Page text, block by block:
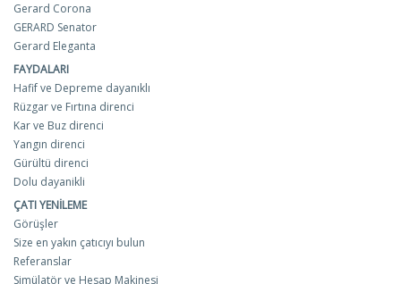
Gerard Corona
GERARD Senator
Gerard Eleganta
FAYDALARI
Hafif ve Depreme dayanıklı
Rüzgar ve Fırtına direnci
Kar ve Buz direnci
Yangın direnci
Gürültü direnci
Dolu dayanikli
ÇATI YENILEME
Görüşler
Size en yakın çatıcıyı bulun
Referanslar
Simülatör ve Hesap Makinesi